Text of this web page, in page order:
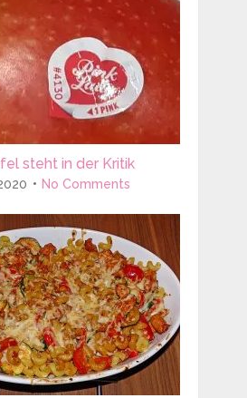
steht in der Kritik
No Comments